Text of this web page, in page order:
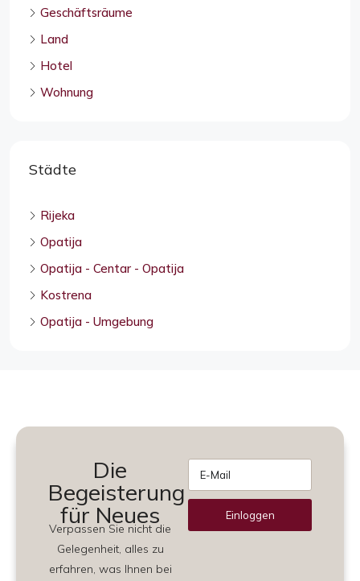
Geschäftsräume
Land
Hotel
Wohnung
Städte
Rijeka
Opatija
Opatija - Centar - Opatija
Kostrena
Opatija - Umgebung
Die
Begeisterung
für Neues
Verpassen Sie nicht die
Gelegenheit, alles zu
erfahren, was Ihnen bei
Einloggen